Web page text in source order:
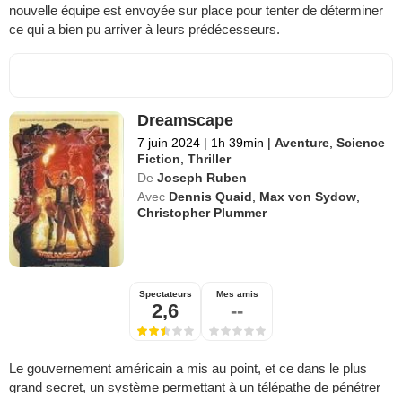
nouvelle équipe est envoyée sur place pour tenter de déterminer
ce qui a bien pu arriver à leurs prédécesseurs.
Dreamscape
7 juin 2024 | 1h 39min | Aventure ,Science
Fiction ,Thriller
De Joseph Ruben
Avec Dennis Quaid Max von Sydow
Christopher Plummer
Spectateurs
2,6
Mes amis
--
Le gouvernement américain a mis au point, et ce dans le plus
grand secret, un système permettant à un télépathe de pénétrer